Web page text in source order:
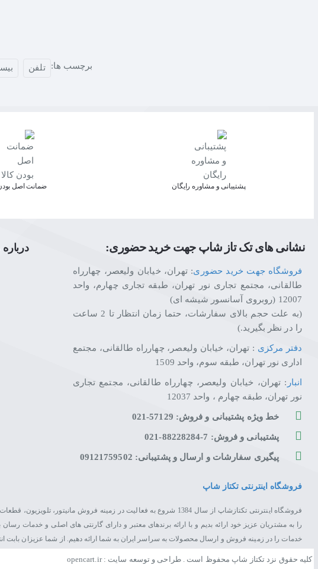
برچسب ها: تلفن
پشتیبانی و مشاوره رایگان ﺿﻤﺎﻧﺖ اﺻﻞ ﺑﻮدن
نشانی های تک تاز شاپ جهت خرید حضوری:
فروشگاه جهت خرید حضوری: تهران، خیابان ولیعصر، چهارراه
طالقانی، مجتمع تجاری نور تهران، طبقه تجاری چهارم، واحد
12007 (روبروی آسانسور شیشه ای)
(به علت حجم بالای سفارشات، حتما زمان انتظار تا 2 ساعت
را در نظر بگیرید.)
دفتر مرکزی : تهران، خیابان ولیعصر، چهارراه طالقانی، مجتمع
اداری نور تهران، طبقه سوم، واحد 1509
انبار : تهران، خیابان ولیعصر، چهارراه طالقانی، مجتمع تجاری
نور تهران، طبقه چهارم ، واحد 12037
خط ویژه پشتیبانی و فروش: 57129-021
پشتیبانی و فروش: 7-88228284-021
پیگیری سفارشات و ارسال و پشتیبانی: 09121759502
درباره
فروشگاه اینترنتی تکتاز شاپ
فروشگاه اینترنتی تکتازشاپ از سال 1384 شروع به فعالیت در زمینه فروش
را به مشتریان عزیز خود ارائه بدیم و با ارائه برندهای معتبر و دارای گارنتی های اصلی و خدمات
خدمات را در زمینه فروش و ارسال محصولات به سراسر ایران به شما ارائه دهیم. از شما عزیزان بابت
کلیه حقوق نزد تکتاز شاپ محفوظ است . طراحی و توسعه سایت : opencart.ir